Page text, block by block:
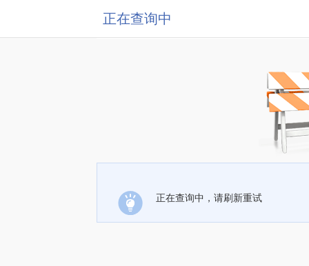
正在查询中
正在查询中，请刷新重试